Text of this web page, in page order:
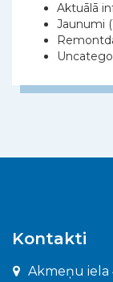
Aktuālā
Jaunumi
Kontakti
Akmeņu iela